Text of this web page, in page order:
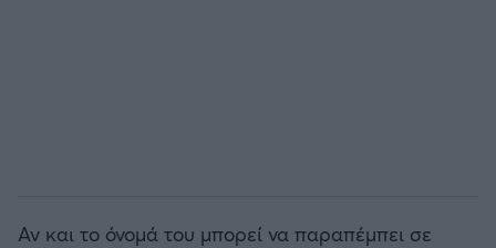
Αν και το όνομά του μπορεί να παραπέμπει σε